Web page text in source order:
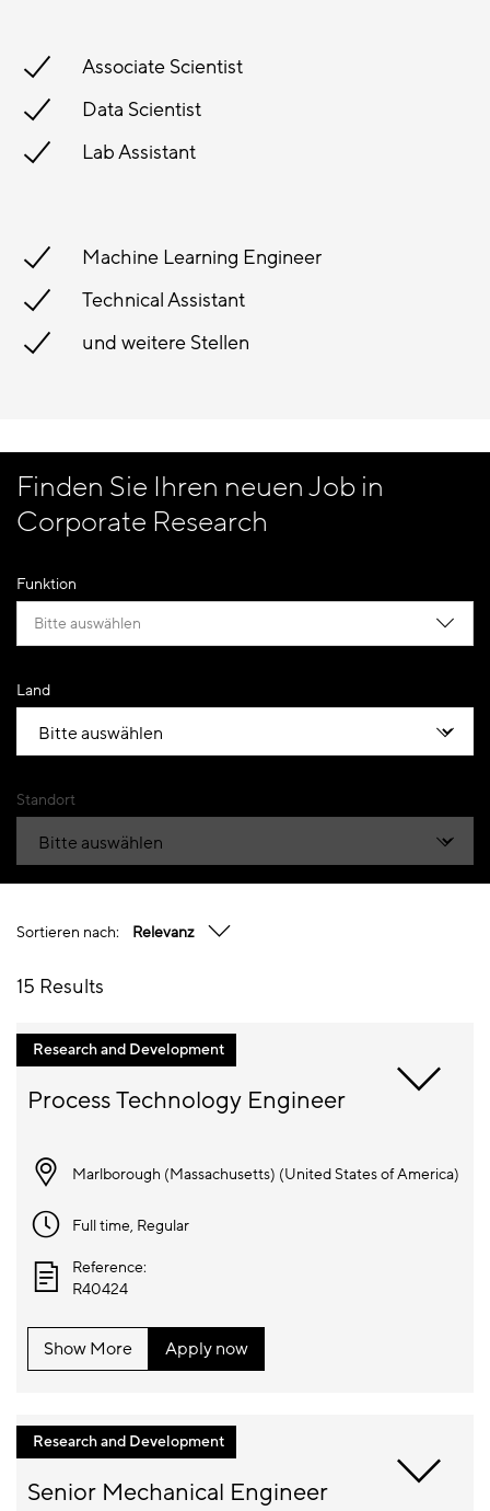
Associate Scientist
Data Scientist
Lab Assistant
Machine Learning Engineer
Technical Assistant
und weitere Stellen
Finden Sie Ihren neuen Job in
Corporate Research
Funktion
Bitte auswählen
Land
Standort
Sortieren nach: Relevanz
15 Results
Research and Development
Marlborough (Massachusetts) (United States of America)
Full time, Regular
Reference:
R40424
Show More Apply now
Research and Development